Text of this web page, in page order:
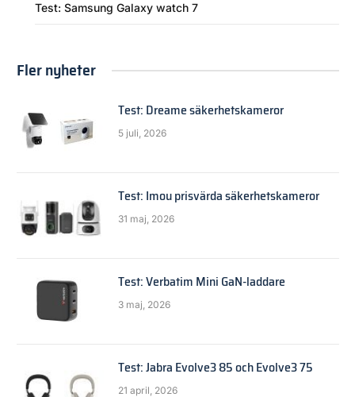
Test: Samsung Galaxy watch 7
Fler nyheter
Test: Dreame säkerhetskameror
5 juli, 2026
Test: Imou prisvärda säkerhetskameror
31 maj, 2026
Test: Verbatim Mini GaN-laddare
3 maj, 2026
Test: Jabra Evolve3 85 och Evolve3 75
21 april, 2026